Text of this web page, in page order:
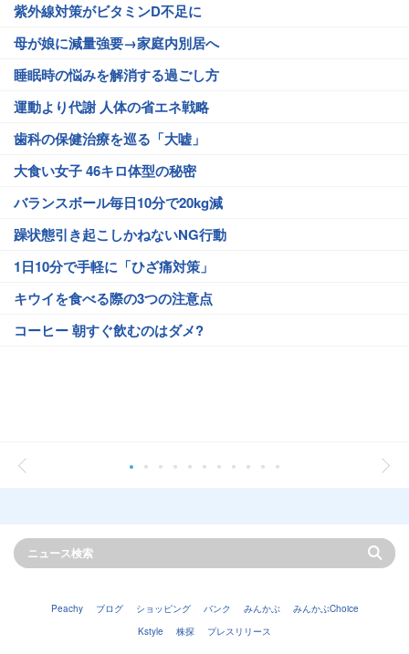
紫外線対策がビタミンD不足に
母が娘に減量強要→家庭内別居へ
睡眠時の悩みを解消する過ごし方
運動より代謝 人体の省エネ戦略
歯科の保健治療を巡る「大嘘」
大食い女子 46キロ体型の秘密
バランスボール毎日10分で20kg減
躁状態引き起こしかねないNG行動
1日10分で手軽に「ひざ痛対策」
キウイを食べる際の3つの注意点
コーヒー 朝すぐ飲むのはダメ?
Peachy ブログ ショッピング バンク みんかぶ
みんかぶChoice
Kstyle
株探 プレスリリース